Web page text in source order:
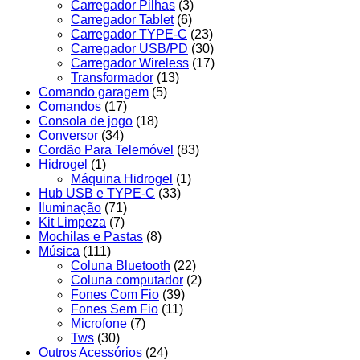
Carregador Pilhas (3)
Carregador Tablet (6)
Carregador TYPE-C (23)
Carregador USB/PD (30)
Carregador Wireless (17)
Transformador (13)
Comando garagem (5)
Comandos (17)
Consola de jogo (18)
Conversor (34)
Cordão Para Telemóvel (83)
Hidrogel (1)
Máquina Hidrogel (1)
Hub USB e TYPE-C (33)
Iluminação (71)
Kit Limpeza (7)
Mochilas e Pastas (8)
Música (111)
Coluna Bluetooth (22)
Coluna computador (2)
Fones Com Fio (39)
Fones Sem Fio (11)
Microfone (7)
Tws (30)
Outros Acessórios (24)